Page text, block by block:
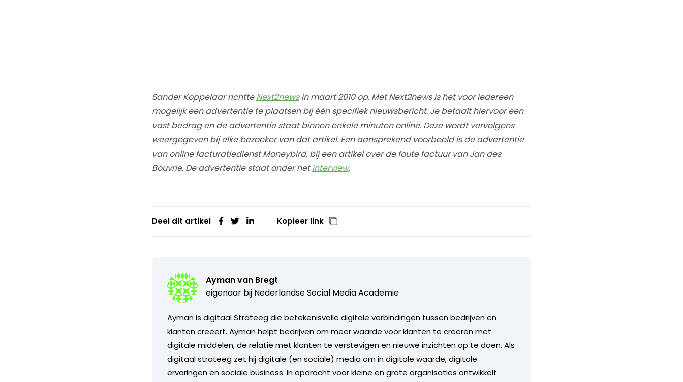
Sander Koppelaar richtteNext2newsin maart 2010 op. Met Next2news is het voor iedereen
mogelijk een advertentie te plaatsen bij één specifiek nieuwsbericht. Je betaalt hiervoor een
vast bedrag en de advertentie staat binnen enkele minuten online. Deze wordt vervolgens
weergegeven bij elke bezoeker van dat artikel. Een aansprekend voorbeeld is de advertentie
van online facturatiedienst Moneybird, bij een artikel over de foute factuur van Jan des
Bouvrie. De advertentie staat onder hetinterview.
Deel dit artikel Kopieer link
Ayman van Bregt
eigenaar bij Nederlandse Social Media Academie
Ayman is digitaal Strateeg die betekenisvolle digitale verbindingen tussen bedrijven en
klanten creëert. Ayman helpt bedrijven om meer waarde voor klanten te creëren met
digitale middelen, de relatie met klanten te verstevigen en nieuwe inzichten op te doen. Als
digitaal strateeg zet hij digitale (en sociale) media om in digitale waarde, digitale
ervaringen en sociale business. In opdracht voor kleine en grote organisaties ontwikkelt